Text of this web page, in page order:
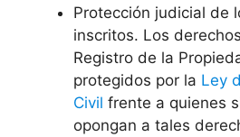
Protección judicial de
inscritos. Los
Registro de la
protegidos por la Ley
Civil frente a quienes
opongan a tales